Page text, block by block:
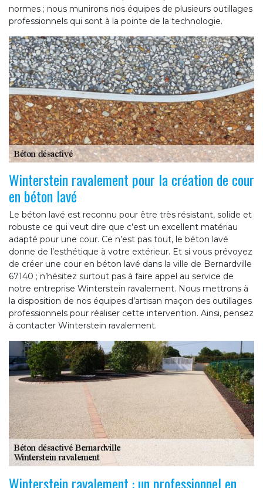
normes ; nous munirons nos équipes de plusieurs outillages
professionnels qui sont à la pointe de la technologie.
Winterstein ravalement pour la création de cour
en béton lavé
Le béton lavé est reconnu pour être très résistant, solide et
robuste ce qui veut dire que c’est un excellent matériau
adapté pour une cour. Ce n’est pas tout, le béton lavé
donne de l’esthétique à votre extérieur. Et si vous prévoyez
de créer une cour en béton lavé dans la ville de Bernardville
67140 ; n’hésitez surtout pas à faire appel au service de
notre entreprise Winterstein ravalement. Nous mettrons à
la disposition de nos équipes d’artisan maçon des outillages
professionnels pour réaliser cette intervention. Ainsi, pensez
à contacter Winterstein ravalement.
Winterstein ravalement : un professionnel en